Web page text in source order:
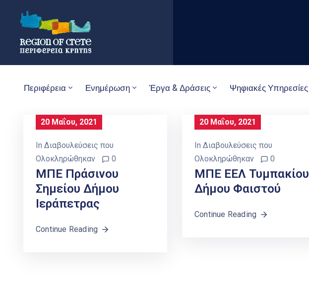
Περιφέρεια Ενημέρωση Έργα & Δράσεις Ψηφιακές Υπηρεσίες
20 Μαΐου, 2021
In Διαβουλεύσεις που
Ολοκληρώθηκαν
0
ΜΠΕ Πράσινου
Σημείου Δήμου
Ιεράπετρας
Continue Reading
20 Μαΐου, 2021
In Διαβουλεύσεις που
Ολοκληρώθηκαν
0
ΜΠΕ ΕΕΛ Τυμπακίου
Δήμου Φαιστού
Continue Reading